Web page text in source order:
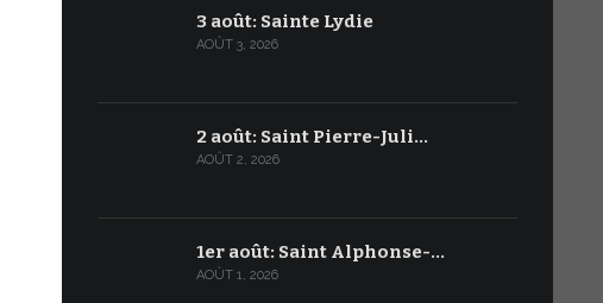
3 août: Sainte Lydie
AOÛT 3, 2026
2 août: Saint Pierre-Juli…
AOÛT 2, 2026
1er août: Saint Alphonse-…
AOÛT 1, 2026